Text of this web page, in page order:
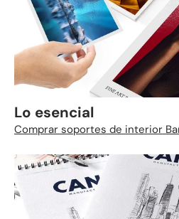
Lo esencial
Comprar soportes de interior